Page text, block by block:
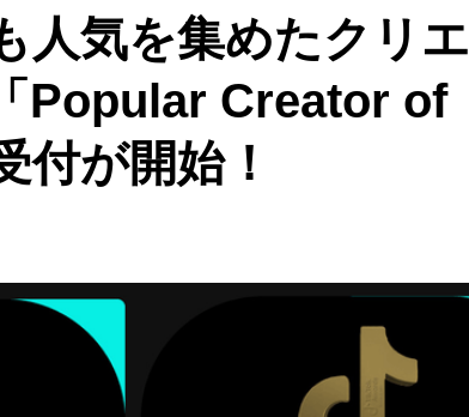
人気を集めたクリエ
Popular Creator of
付が開始！